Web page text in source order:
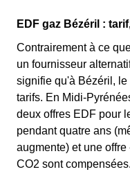
EDF gaz Bézéril :
Contrairement à ce
un fournisseur
signifie qu'à Bézéril,
tarifs. En Midi-
deux offres EDF pour
pendant quatre ans
augmente) et une
CO2 sont